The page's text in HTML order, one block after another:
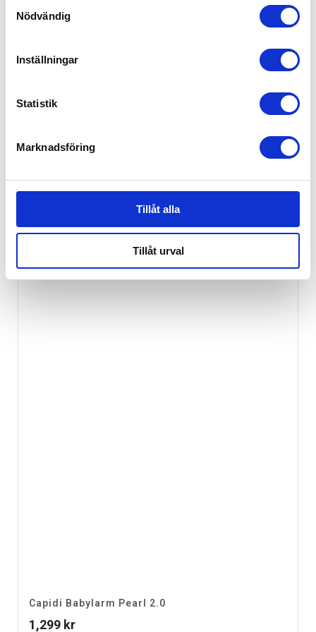
Nödvändig
Inställningar
Statistik
Marknadsföring
Tillåt alla
Tillåt urval
199kr
Capidi Babylarm Pearl 2.0
1,299 kr